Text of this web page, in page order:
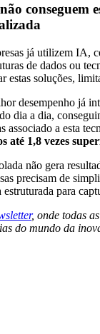
não conseguem
já utilizem IA,
de dados ou
estas soluções,
desempenho já
dia a dia,
associado a esta
até 1,8 vezes
não gera
precisam de
para
, onde todas
do mundo da